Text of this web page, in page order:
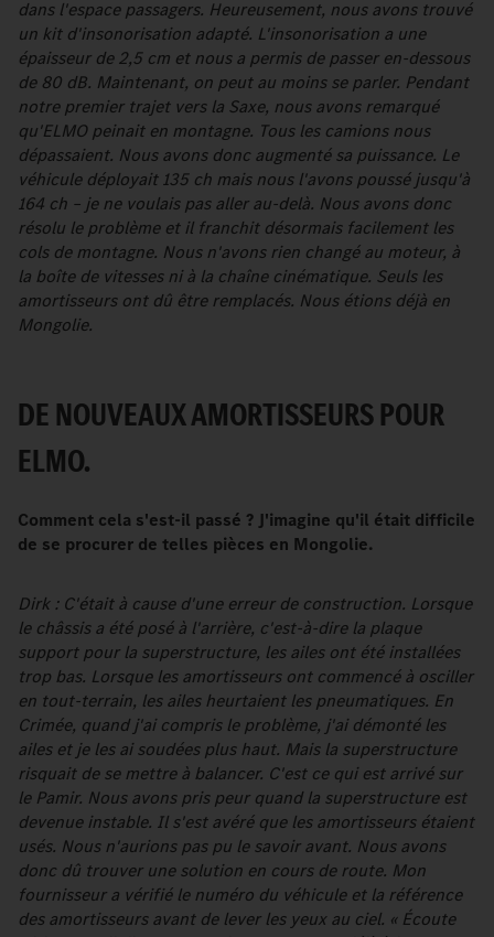
dans l'espace passagers. Heureusement, nous avons trouvé
un kit d'insonorisation adapté. L'insonorisation a une
épaisseur de 2,5 cm et nous a permis de passer en-dessous
de 80 dB. Maintenant, on peut au moins se parler. Pendant
notre premier trajet vers la Saxe, nous avons remarqué
qu'ELMO peinait en montagne. Tous les camions nous
dépassaient. Nous avons donc augmenté sa puissance. Le
véhicule déployait 135 ch mais nous l'avons poussé jusqu'à
164 ch – je ne voulais pas aller au-delà. Nous avons donc
résolu le problème et il franchit désormais facilement les
cols de montagne. Nous n'avons rien changé au moteur, à
la boîte de vitesses ni à la chaîne cinématique. Seuls les
amortisseurs ont dû être remplacés. Nous étions déjà en
Mongolie.
DE NOUVEAUX AMORTISSEURS POUR
ELMO.
Comment cela s'est-il passé ? J'imagine qu'il était difficile
de se procurer de telles pièces en Mongolie.
Dirk : C'était à cause d'une erreur de construction. Lorsque
le châssis a été posé à l'arrière, c'est-à-dire la plaque
support pour la superstructure, les ailes ont été installées
trop bas. Lorsque les amortisseurs ont commencé à osciller
en tout-terrain, les ailes heurtaient les pneumatiques. En
Crimée, quand j'ai compris le problème, j'ai démonté les
ailes et je les ai soudées plus haut. Mais la superstructure
risquait de se mettre à balancer. C'est ce qui est arrivé sur
le Pamir. Nous avons pris peur quand la superstructure est
devenue instable. Il s'est avéré que les amortisseurs étaient
usés. Nous n'aurions pas pu le savoir avant. Nous avons
donc dû trouver une solution en cours de route. Mon
fournisseur a vérifié le numéro du véhicule et la référence
des amortisseurs avant de lever les yeux au ciel. « Écoute